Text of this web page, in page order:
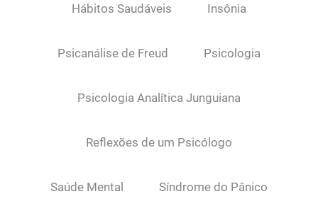
Hábitos Saudáveis Insônia
Psicanálise de Freud Psicologia
Psicologia Analítica Junguiana
Reflexões de um Psicólogo
Saúde Mental Síndrome do Pânico